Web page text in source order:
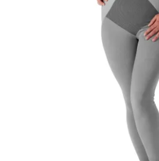
Рекламации и замена на производ